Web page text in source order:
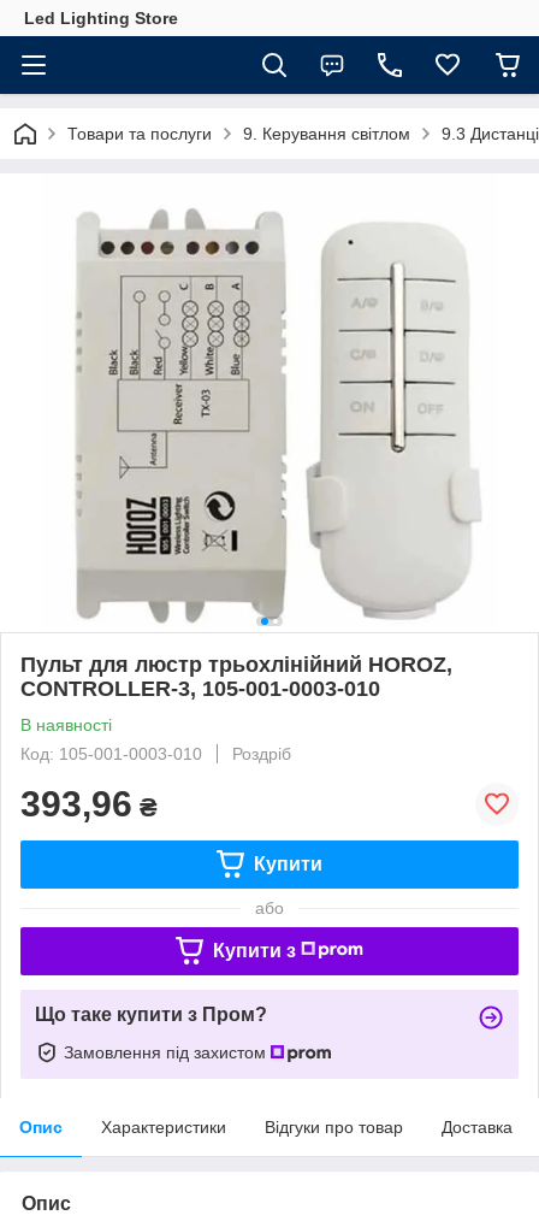
Led Lighting Store
Товари та послуги 9. Керування світлом 9.3
Пульт для люстр трьохлінійний HOROZ,
CONTROLLER-3, 105-001-0003-010
В наявності
Код: 105-001-0003-010
Роздріб
393,96 ₴
Купити
або
Купити з
Що таке купити з Пром?
Замовлення під захистом
Опис Характеристики Відгуки про товар Доставка
Опис